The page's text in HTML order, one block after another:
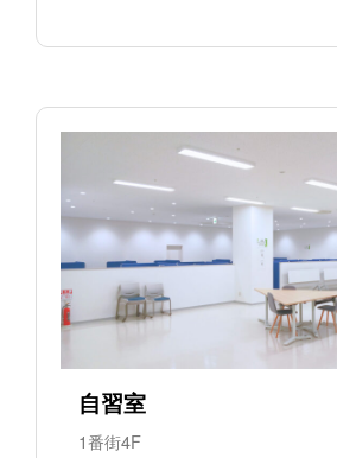
自習室
1番街4F